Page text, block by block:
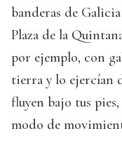
banderas de
Plaza de la
por ejemplo, con
tierra y lo ejercían
fluyen bajo tus
modo de